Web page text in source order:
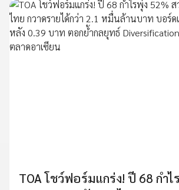
TOA โชว์ฟอร์มแกร่ง! ปี 68 กำไ